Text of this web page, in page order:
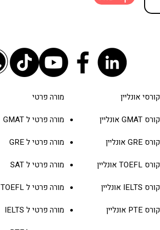
לאילו שאלות לצפות בראיון
מורה פרטי
מורה פרטי לGMAT
מורה פרטי לGRE
מורה פרטי לSAT
מורה פרטי לTOEFL
מורה פרטי ל IELTS
קורסי אונליין
קורס GMAT אונליין
קורס GRE אונליין
קורס TOEFL אונליין
קורס IELTS אונליין
קורס PTE אונליין